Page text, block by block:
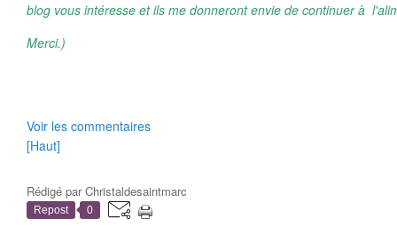
blog vous intéresse et ils me donneront envie de continuer à
Merci.)
Voir les commentaires
[Haut]
Rédigé parChristaldesaintmarc
Repost 0